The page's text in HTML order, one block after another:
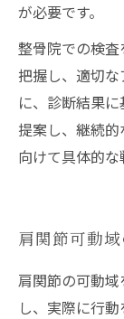
が必要です。
整骨院での検
把握し、適切
に、診断結果
提案し、継続
向けて具体的な
肩関節可動
肩関節の可動
し、実際に行動